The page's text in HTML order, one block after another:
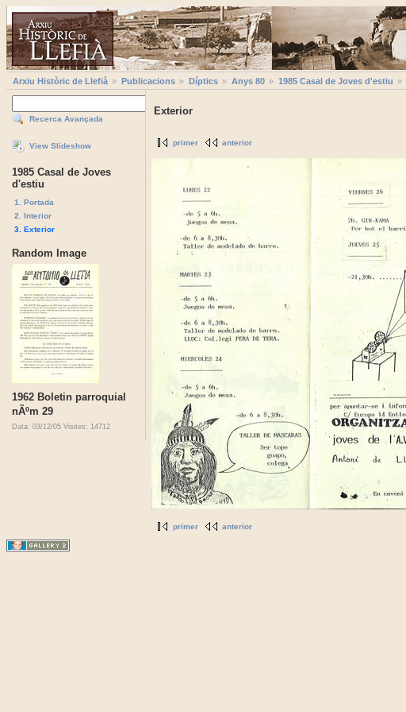
Arxiu Històric de Llefià Publicacions Díptics Anys 80 1985 Casal de Joves d'estiu
Recerca Avançada
View Slideshow
1985 Casal de Joves
d'estiu
1. Portada
2. Interior
3. Exterior
Random Image
1962 Boletin parroquial
nÃºm 29
Data: 03/12/05 Visites: 14712
Exterior
primer anterior
primer anterior